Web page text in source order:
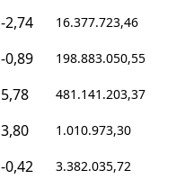
-2,74 16.377.723,46
-0,89 198.883.050,55
5,78 481.141.203,37
3,80 1.010.973,30
-0,42 3.382.035,72